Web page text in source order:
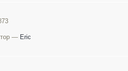
— Eric